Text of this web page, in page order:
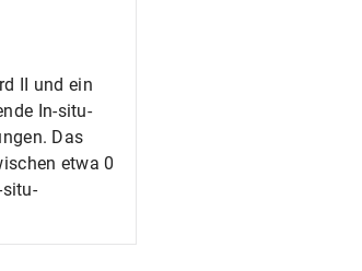
II und ein
In-situ-
Das
etwa 0